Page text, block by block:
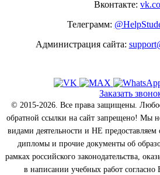
Вконтакте:
Телеграмм:
Администрация сайта:
Заказать
© 2015-2026. Все права защищены.
обратной ссылки на сайт запрещено! Мы
видами деятельности и НЕ предоставляем
дипломы и прочие документы об
рамках российского законодательства,
в написании учебных работ